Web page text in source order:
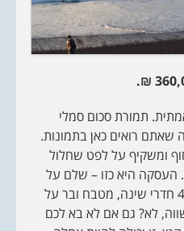
תמורת סכום סמלי
שאתם רואים כאן בתמונות.
ומשקיף על לפט שחלול
העסקה היא כזו – שלם על
הבית ותקבל הוסטל מוכן של 4 חדרי שינה, מטבח ובר על
לא? גם אם לא בא לכם